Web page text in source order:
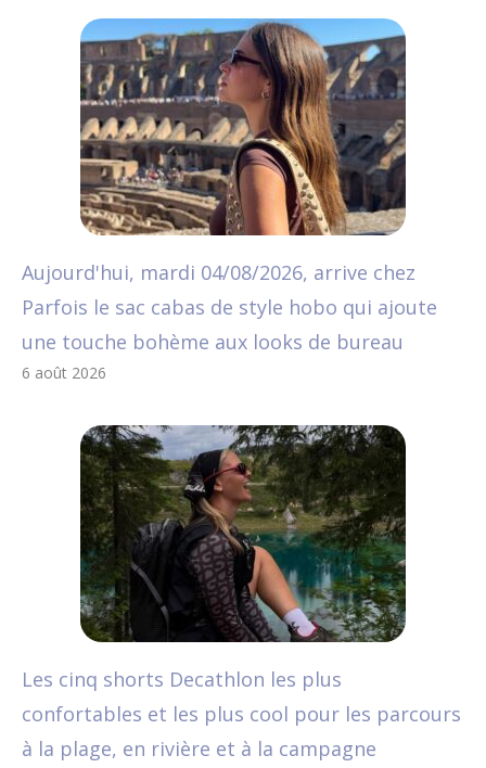
Aujourd'hui, mardi 04/08/2026, arrive chez
Parfois le sac cabas de style hobo qui ajoute
une touche bohème aux looks de bureau
6 août 2026
Les cinq shorts Decathlon les plus
confortables et les plus cool pour les parcours
à la plage, en rivière et à la campagne